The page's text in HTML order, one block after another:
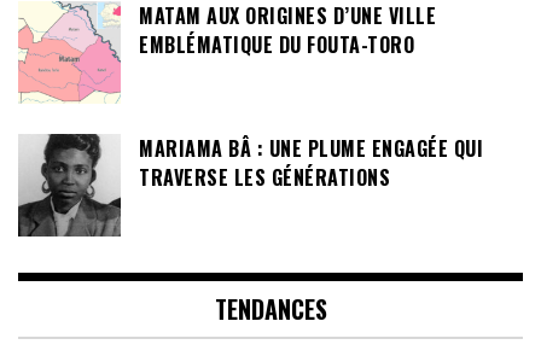
MATAM AUX ORIGINES D’UNE VILLE
EMBLÉMATIQUE DU FOUTA-TORO
MARIAMA BÂ : UNE PLUME ENGAGÉE QUI
TRAVERSE LES GÉNÉRATIONS
TENDANCES